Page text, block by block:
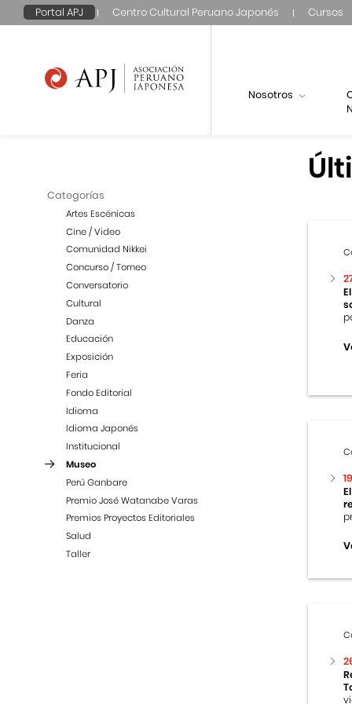
Portal APJ Centro Cultural Peruano Japonés Cursos
Nosotros
Categorías
Artes Escénicas
Cine / Video
Comunidad Nikkei
Concurso / Torneo
Conversatorio
Cultural
Danza
Educación
Exposición
Feria
Fondo Editorial
Idioma
Idioma Japonés
Institucional
Museo
Perú Ganbare
Premio José Watanabe Varas
Premios Proyectos Editoriales
Salud
Taller